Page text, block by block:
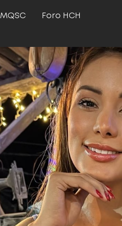
MQSC Foro HCH